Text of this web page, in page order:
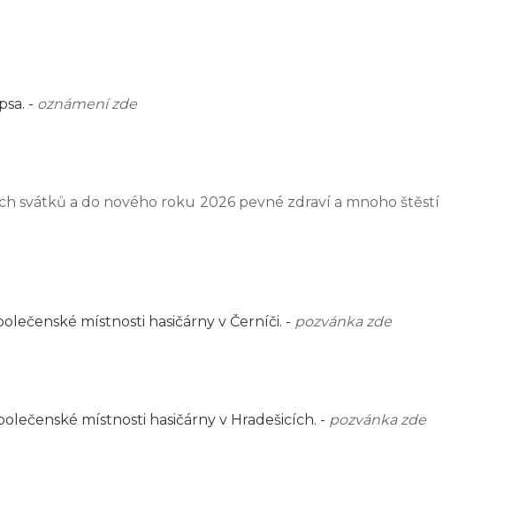
- oznámení zde
svátků a do nového roku 2026 pevné zdraví a mnoho štěstí
místnosti hasičárny v Černíči. - pozvánka zde
místnosti hasičárny v Hradešicích. - pozvánka zde